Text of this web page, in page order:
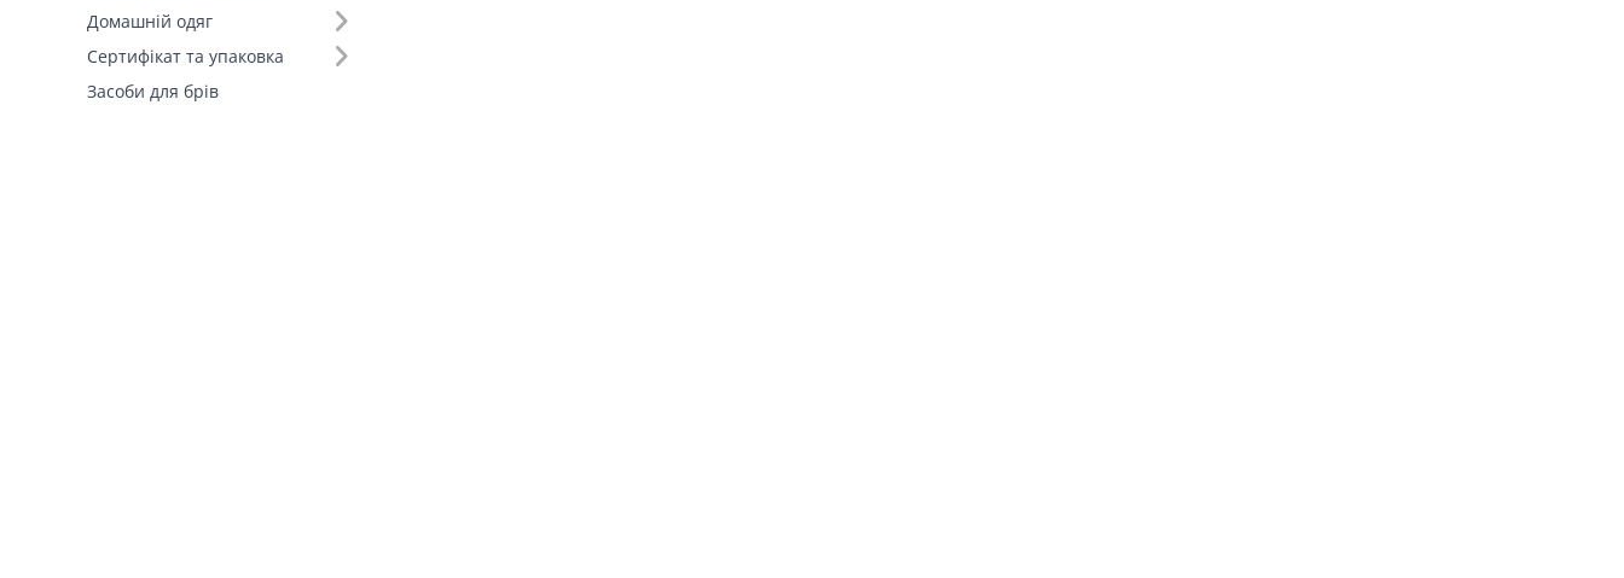
Домашній одяг
Сертифікат та упаковка
Засоби для брів